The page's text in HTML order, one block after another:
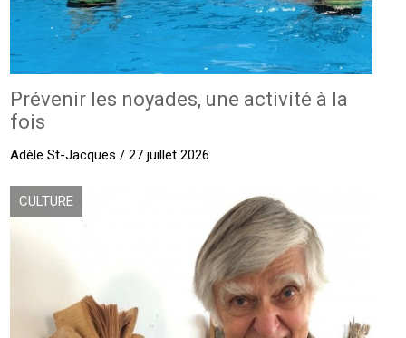
Prévenir les noyades, une activité à la
fois
Adèle St-Jacques / 27 juillet 2026
CULTURE